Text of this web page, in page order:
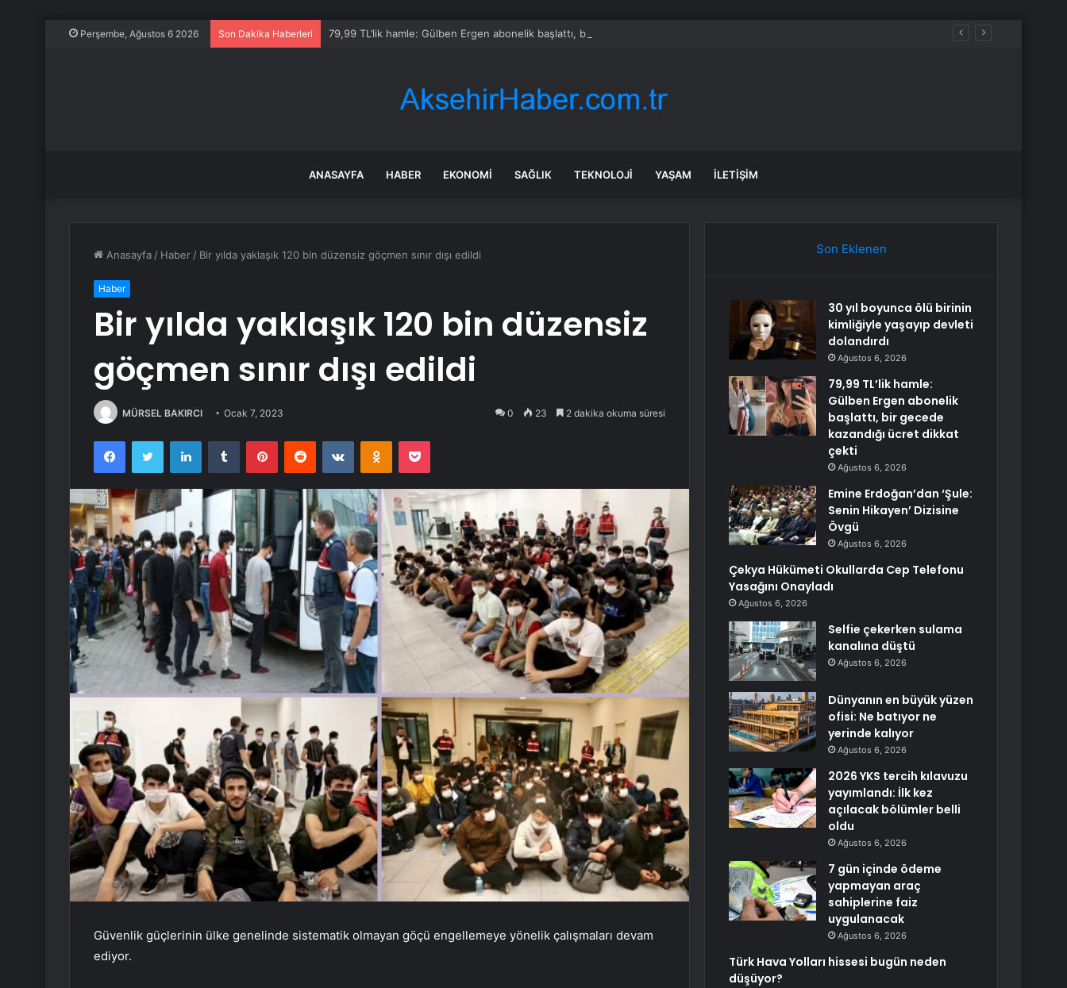
Perşembe, Ağustos 6 2026 Son Dakika Haberleri 79,99 TL’lik hamle: Gülben Ergen abonelik başlattı, bir gecede kazandığı ücret dikkat çekti
ANASAYFA HABER EKONOMI SAĞLIK TEKNOLOJI YAŞAM İLETIŞIM
Anasayfa / Haber / Bir yılda yaklaşık 120 bin düzensiz göçmen sınır dışı edildi
Haber
Bir yılda yaklaşık 120 bin düzensiz
göçmen sınır dışı edildi
MÜRSEL BAKIRCI Ocak 7, 2023 0 23 2 dakika okuma süresi
FacebookTwitter LinkedInTumblr PinterestReddit VKontakteOdnoklassniki
Pocket
Güvenlik güçlerinin ülke genelinde sistematik olmayan göçü engellemeye yönelik çalışmaları devam
ediyor.
Son Eklenen
30 yıl boyunca ölü birinin
kimliğiyle yaşayıp devleti
dolandırdı
Ağustos 6, 2026
79,99 TL’lik hamle:
Gülben Ergen abonelik
başlattı, bir gecede
kazandığı ücret dikkat
çekti
Ağustos 6, 2026
Emine Erdoğan’dan ‘Şule:
Senin Hikayen’ Dizisine
Övgü
Ağustos 6, 2026
Çekya Hükümeti Okullarda Cep Telefonu
Yasağını Onayladı
Ağustos 6, 2026
Selfie çekerken sulama
kanalına düştü
Ağustos 6, 2026
Dünyanın en büyük yüzen
ofisi: Ne batıyor ne
yerinde kalıyor
Ağustos 6, 2026
2026 YKS tercih kılavuzu
yayımlandı: İlk kez
açılacak bölümler belli
oldu
Ağustos 6, 2026
7 gün içinde ödeme
yapmayan araç
sahiplerine faiz
uygulanacak
Ağustos 6, 2026
Türk Hava Yolları hissesi bugün neden
düşüyor?